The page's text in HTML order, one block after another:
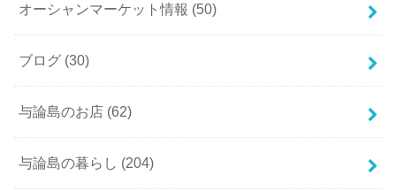
オーシャンマーケット情報 (50)
ブログ (30)
与論島のお店 (62)
与論島の暮らし (204)